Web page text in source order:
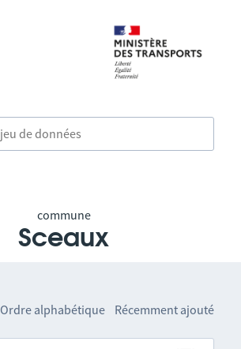
commune
Sceaux
Ordre alphabétique Récemment ajouté